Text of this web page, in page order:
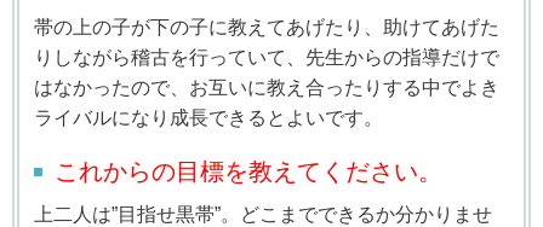
帯の上の子が下の子に教えてあげたり、助けてあげた
りしながら稽古を行っていて、先生からの指導だけで
はなかったので、お互いに教え合ったりする中でよき
ライバルになり成長できるとよいです。
これからの目標を教えてください。
上二人は”目指せ黒帯”。どこまでできるか分かりませ